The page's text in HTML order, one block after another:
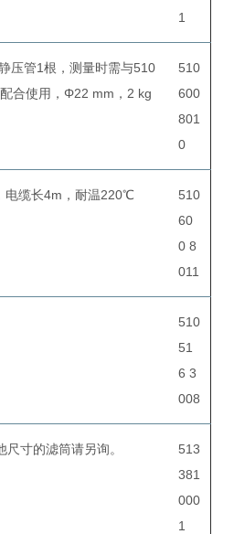
1
压管1根，测量时需与510
合使用，Φ22 mm，2 kg
510
600
801
0
电缆长4m，耐温220℃
510
60
0 8
011
510
51
6 3
008
寸的滤筒请另询。
513
381
000
1